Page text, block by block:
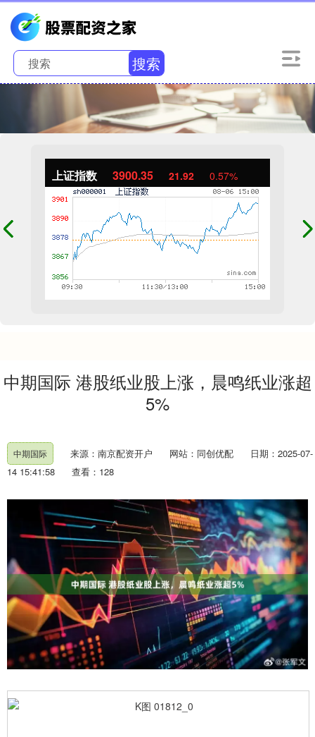
搜索
上证指数 3900.35 21.92 0.57%
中期国际 港股纸业股上涨，晨鸣纸业涨超
5%
中期国际 来源：南京配资开户 网站：同创优配
日期：2025-07-
14 15:41:58
查看：128